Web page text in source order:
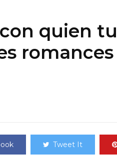
quien
romances
Tweet It